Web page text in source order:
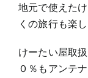
地元で使えた
くの旅行も楽
けーたい屋取
０％もアンテ